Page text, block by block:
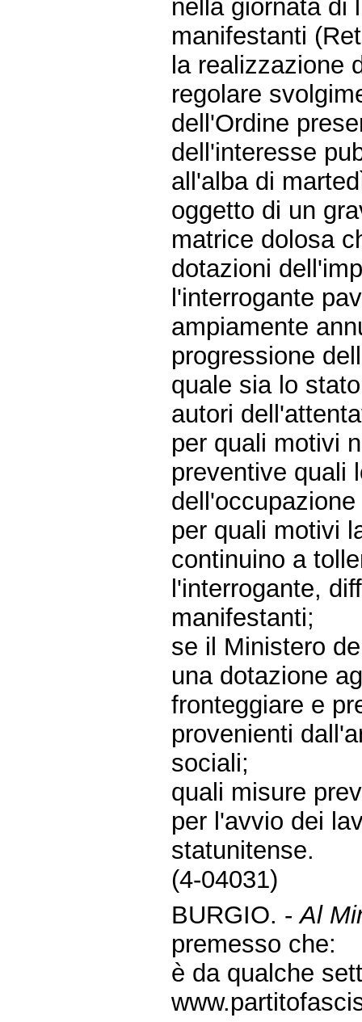
nella giornata di
manifestanti
la realizzazione
regolare
dell'Ordine
dell'interesse
all'alba di
oggetto di un
matrice dolosa
dotazioni
l'interrogante
ampiamente
progressione
quale sia lo
autori
per quali motivi
preventive quali
per quali motivi
continuino a
l'interrogante,
manifestanti;
se il Ministero
una dotazione
fronteggiare e
provenienti
sociali;
quali misure
per l'avvio dei
statunitense.
(4-04031)
BURGIO. -Al
premesso che:
è da qualche